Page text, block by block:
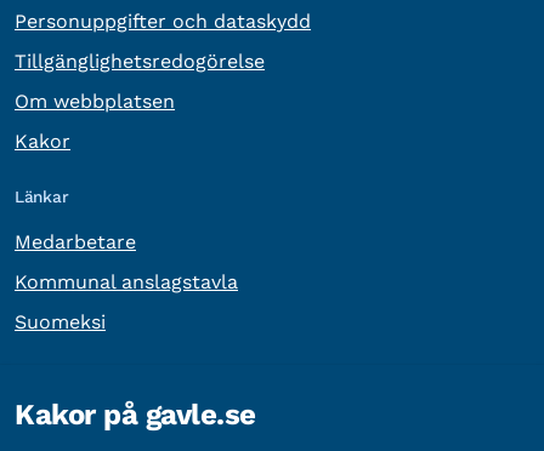
Personuppgifter och dataskydd
Tillgänglighetsredogörelse
Om webbplatsen
Kakor
Länkar
Medarbetare
Kommunal anslagstavla
Suomeksi
Organisationsnummer: 212000-2338
Kakor på gavle.se